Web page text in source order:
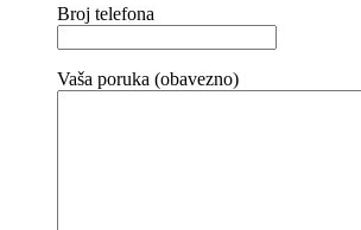
Broj telefona
Vaša poruka (obavezno)